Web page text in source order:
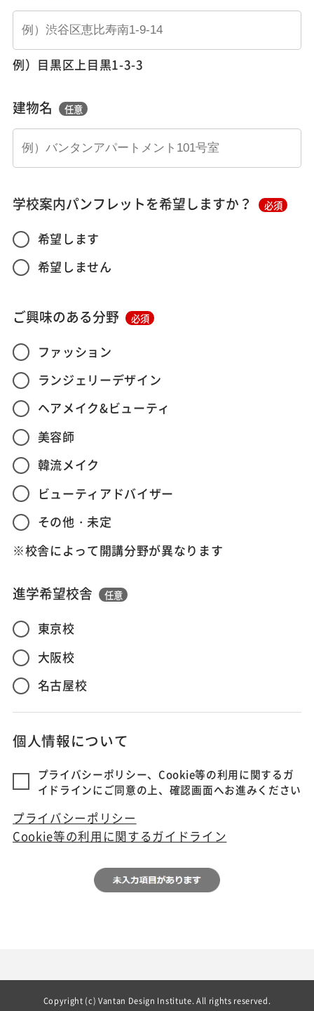
例）目黒区上目黒1-3-3
建物名 任意
学校案内パンフレットを希望しますか？ 必須
希望します
希望しません
ご興味のある分野 必須
ファッション
ランジェリーデザイン
ヘアメイク&ビューティ
美容師
韓流メイク
ビューティアドバイザー
その他・未定
※校舎によって開講分野が異なります
進学希望校舎 任意
東京校
大阪校
名古屋校
個人情報について
プライバシーポリシー、Cookie等の利用に関するガ
イドラインにご同意の上、確認画面へお進みください
プライバシーポリシー
Cookie等の利用に関するガイドライン
Copyright (c) Vantan Design Institute. All rights reserved.